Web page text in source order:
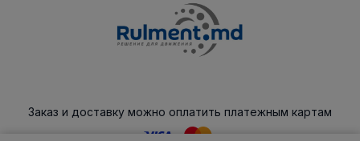
Заказ и доставку можно оплатить платежным картам